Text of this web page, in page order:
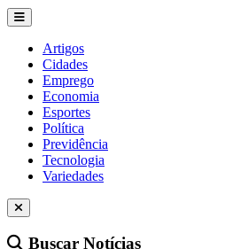
Artigos
Cidades
Emprego
Economia
Esportes
Política
Previdência
Tecnologia
Variedades
Buscar Notícias